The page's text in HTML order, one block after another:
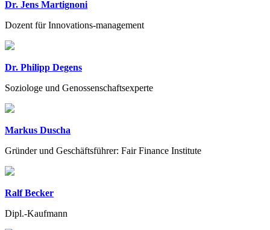
Dr. Jens Martignoni
Dozent für Innovations-management
Dr. Philipp Degens
Soziologe und Genossenschaftsexperte
Markus Duscha
Gründer und Geschäftsführer: Fair Finance Institute
Ralf Becker
Dipl.-Kaufmann